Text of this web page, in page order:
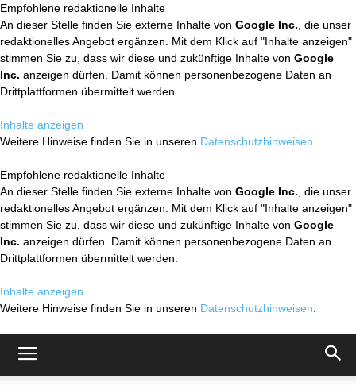
Empfohlene redaktionelle Inhalte
An dieser Stelle finden Sie externe Inhalte von Google Inc. , die unser
redaktionelles Angebot ergänzen. Mit dem Klick auf "Inhalte anzeigen"
stimmen Sie zu, dass wir diese und zukünftige Inhalte von Google
Inc. anzeigen dürfen. Damit können personenbezogene Daten an
Drittplattformen übermittelt werden.
Inhalte anzeigen
Weitere Hinweise finden Sie in unseren Datenschutzhinweisen
Empfohlene redaktionelle Inhalte
An dieser Stelle finden Sie externe Inhalte von Google Inc. , die unser
redaktionelles Angebot ergänzen. Mit dem Klick auf "Inhalte anzeigen"
stimmen Sie zu, dass wir diese und zukünftige Inhalte von Google
Inc. anzeigen dürfen. Damit können personenbezogene Daten an
Drittplattformen übermittelt werden.
Inhalte anzeigen
Weitere Hinweise finden Sie in unseren Datenschutzhinweisen